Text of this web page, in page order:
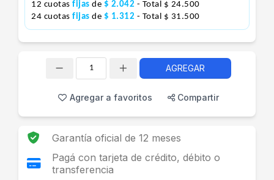
12 cuotas fijas de $ 2.042 - Total $ 24.500
24 cuotas fijas de $ 1.312 - Total $ 31.500
AGREGAR
Agregar a favoritos Compartir
Garantía oficial de 12 meses
Pagá con tarjeta de crédito, débito o
transferencia